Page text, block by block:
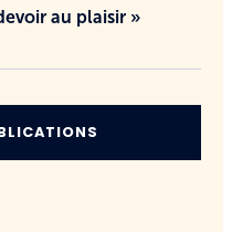
au plaisir »